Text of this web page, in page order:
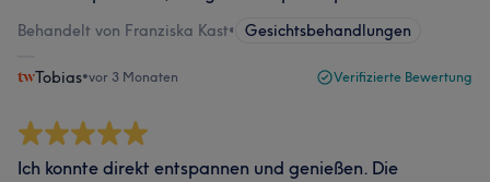
Behandelt von Franziska Kast• Gesichtsbehandlungen
Tobias•vor 3 Monaten Verifizierte Bewertung
Ich konnte direkt entspannen und genießen. Die